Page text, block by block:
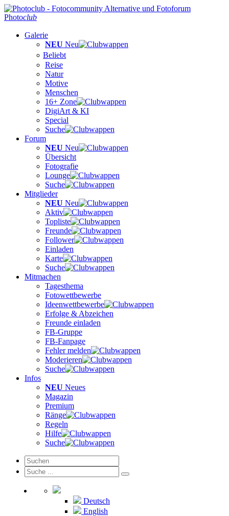
Photoclub
Galerie
NEU Neu
Beliebt
Reise
Natur
Motive
Menschen
16+ Zone
DigiArt & KI
Special
Suche
Forum
NEU Neu
Übersicht
Fotografie
Lounge
Suche
Mitglieder
NEU Neu
Aktiv
Topliste
Freunde
Follower
Einladen
Karte
Suche
Mitmachen
Tagesthema
Fotowettbewerbe
Ideenwettbewerbe
Erfolge & Abzeichen
Freunde einladen
FB-Gruppe
FB-Fanpage
Fehler melden
Moderieren
Suche
Infos
NEU Neues
Magazin
Premium
Ränge
Regeln
Hilfe
Suche
Deutsch
English